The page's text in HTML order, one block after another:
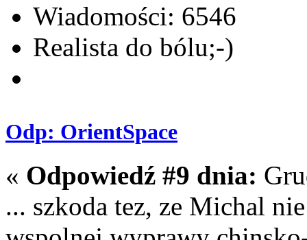
Wiadomości: 6546
Realista do bólu;-)
Odp: OrientSpace
« Odpowiedź #9 dnia:
... szkoda tez, ze Michal